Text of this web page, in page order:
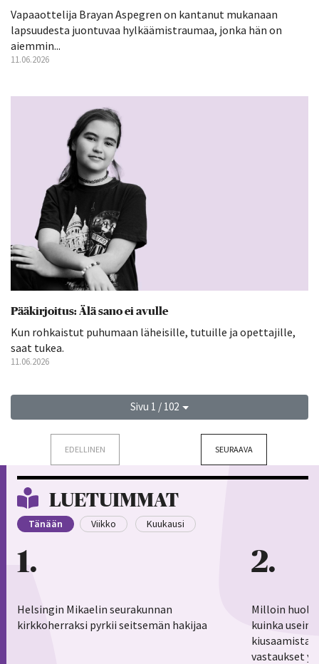
Vapaaottelija Brayan Aspegren on kantanut mukanaan
lapsuudesta juontuvaa hylkäämistraumaa, jonka hän on
aiemmin...
11.06.2026
Pääkirjoitus: Älä sano ei avulle
Kun rohkaistut puhumaan läheisille, tutuille ja opettajille,
saat tukea.
11.06.2026
Sivu 1 / 102
EDELLINEN SEURAAVA
LUETUIMMAT
Tänään Viikko Kuukausi
1
Helsingin Mikaelin seurakunnan
kirkkoherraksi pyrkii seitsemän hakijaa
2
Milloin
kuinka usein
vastaukset